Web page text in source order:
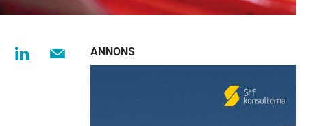
ANNONS